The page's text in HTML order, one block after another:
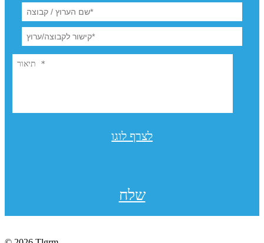
לצרף לוגו
שלח